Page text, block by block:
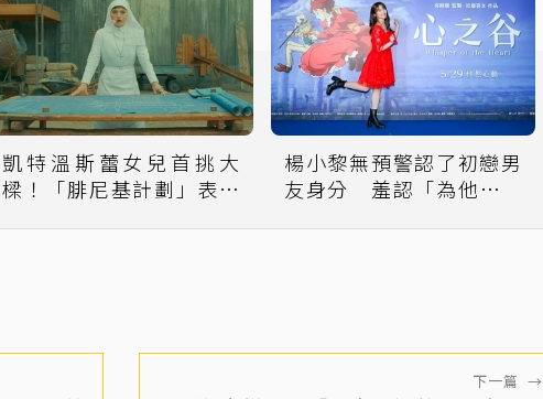
凱特溫斯蕾女兒首挑大
樑！「腓尼基計劃」表現
楊小黎無預警認了初戀男
友身分 羞認「為他掉眼
下一篇 →